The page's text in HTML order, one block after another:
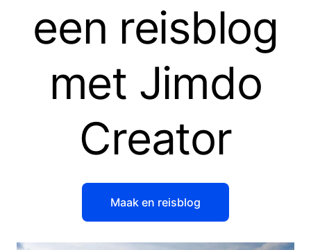
een reisblog
met Jimdo
Creator
Maak en reisblog